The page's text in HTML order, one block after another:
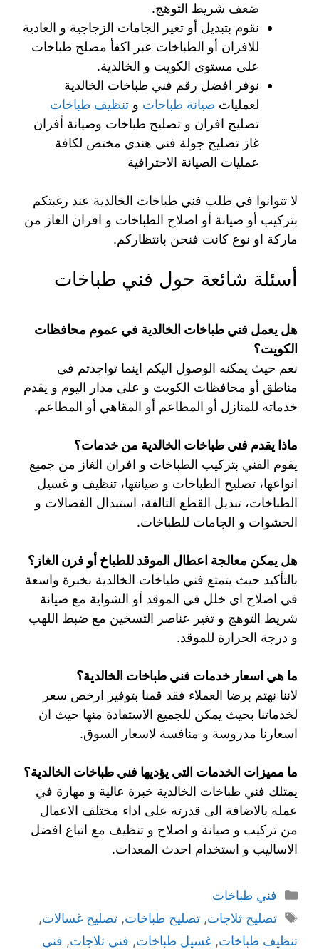
ضعف شريط التوهج.
نقوم بتبديل أو تغير الجامات الزجاجية و العادية
للافران أو الطباخات عبر اكفأ مصلح طباخات
على مستوى الكويت و الخالدية.
نوفر افضل رقم فني طباخات الخالدية
لعمليات صيانة طباخات و تنظيف طباخات
تصليح افران و تصليح طباخات وصيانة أفران
غاز تصليح جولة فني هندي مختص لكافة
عمليات الصيانة الاحترافية
لا تتوانوا في طلب فني طباخات الخالدية عند رغبتكم
بتركيب أو صيانة أو اصلاح الطباخات و افران الغاز من
ماركة او نوع كانت فنحن بانتظاركم.
أسئلة شائعة حول فني طباخات
هل يعمل فني طباخات الخالدية في عموم محافظات
الكويت؟
نعم حيث يمكنه الوصول اليكم اينما تواجدتم في
مناطق أو محافظات الكويت و على مدار اليوم و يقدم
خدماته للمنازل أو المطاعم أو المقاهي أو المطاعم.
ماذا يقدم فني طباخات الخالدية من خدمات؟
يقوم الفني بتركيب الطباخات و افران الغاز من جميع
انواعها، تصليح الطباخات و صيانتها، تنظيف و غسيل
الطباخات، تبديل القطع التالفة، استبدال الفصالات و
الحشوات و الجامات للطباخات.
هل يمكن معالجة اعطال الموقد للطباخ أو فرن الغاز؟
بالتأكيد حيث يتمتع فني طباخات الخالدية بخبرة واسعة
في اصلاح اي خلل في الموقد أو الشواية مع صيانة
شريط التوهج و تغير عناصر التسخين مع ضبط اللهب
و درجة الحرارة للموقد.
ما هي اسعار خدمات فني طباخات الخالدية؟
لاننا نهتم برضا العملاء فقد قمنا بتوفير ارخص سعر
لخدماتنا بحيث يمكن للجميع الاستفادة منها حيث ان
اسعارنا مدروسة و منافسة لاسعار السوق.
ما مميزات الخدمات التي يؤديها فني طباخات الخالدية؟
يمتلك فني طباخات الخالدية خبرة عالية و مهارة في
عمله بالاضافة الى قدرته على اداء مختلف الاعمال
من تركيب و صيانة و اصلاح و تنظيف مع اتباع افضل
الاساليب و استخدام احدث المعدات.
فني طباخات
تصليح ثلاجات, تصليح طباخات, تصليح غسالات,
تنظيف طباخات, غسيل طباخات, فني ثلاجات, فني